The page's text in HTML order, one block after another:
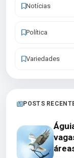
Notícias
Política
Variedades
POSTS